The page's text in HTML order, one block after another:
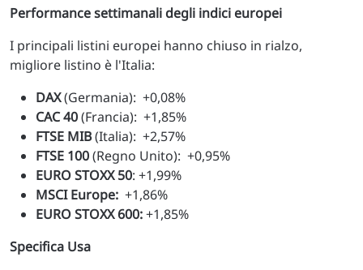
Performance settimanali degli indici europei
I principali listini europei hanno chiuso in rialzo,
migliore listino è l'Italia:
DAX(Germania): +0,08%
CAC 40(Francia): +1,85%
FTSE MIB(Italia): +2,57%
FTSE 100(Regno Unito): +0,95%
EURO STOXX 50: +1,99%
MSCI Europe: +1,86%
EURO STOXX 600:+1,85%
Specifica Usa